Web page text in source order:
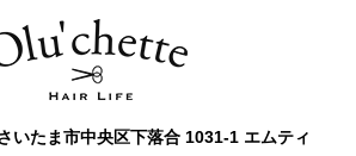
いたま市中央区下落合 1031-1 エムティ